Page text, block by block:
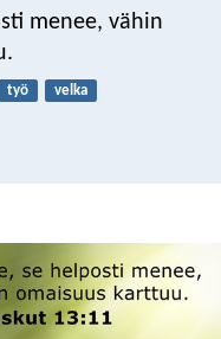
menee, vähin
työ velka